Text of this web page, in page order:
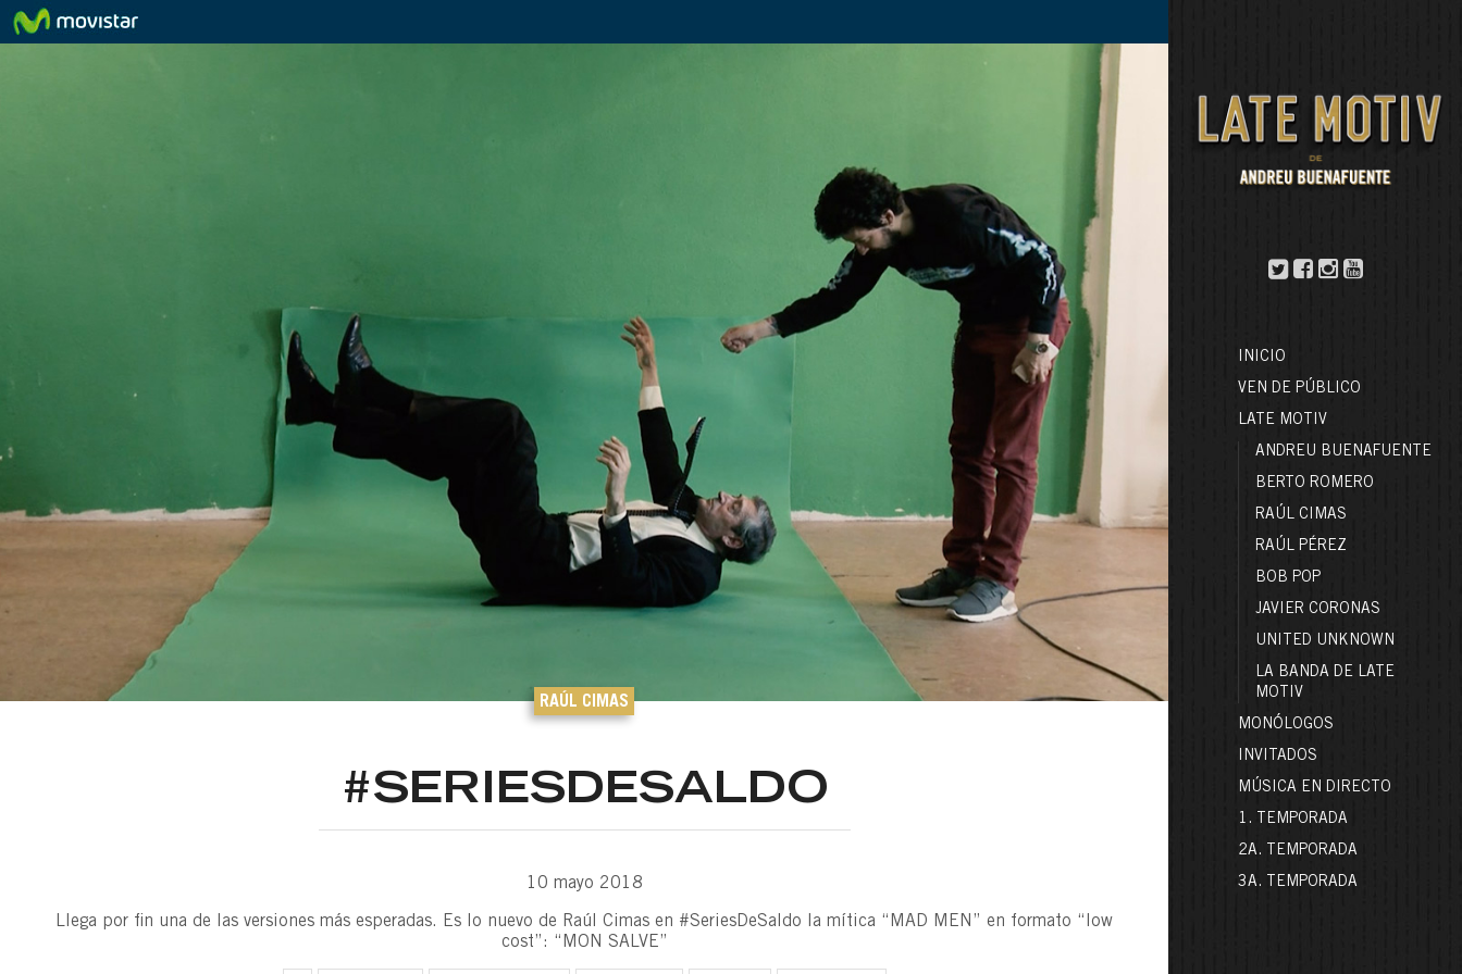
INICIO
VEN DE PÚBLICO
LATE MOTIV
ANDREU BUENAFUENTE
BERTO ROMERO
RAÚL CIMAS
RAÚL PÉREZ
BOB POP
JAVIER CORONAS
UNITED UNKNOWN
LA BANDA DE LATE
MOTIV
MONÓLOGOS
INVITADOS
MÚSICA EN DIRECTO
1. TEMPORADA
2A. TEMPORADA
3A. TEMPORADA
RAÚL CIMAS
#SERIESDESALDO
10 mayo 2018
Llega por fin una de las versiones más esperadas. Es lo nuevo de Raúl Cimas en #SeriesDeSaldo la mítica “MAD MEN” en formato “low
cost”: “MON SALVE”